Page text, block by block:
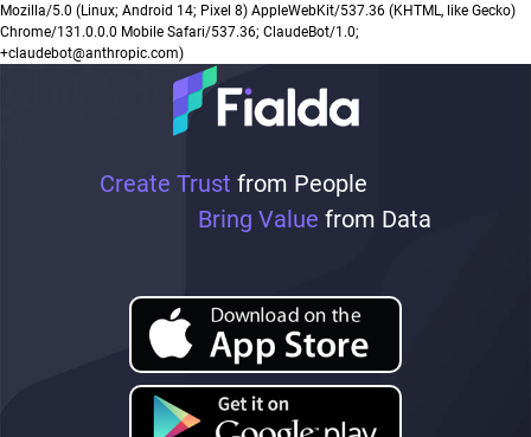
Create Trust from People
Bring Value from Data
Mozilla/5.0 (Linux; Android 14; Pixel 8) AppleWebKit/537.36 (KHTML, like Gecko)
Chrome/131.0.0.0 Mobile Safari/537.36; ClaudeBot/1.0;
+claudebot@anthropic.com)